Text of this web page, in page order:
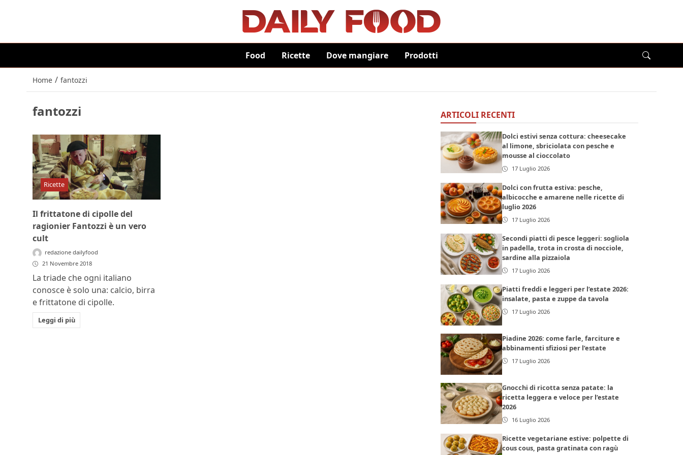
Food Ricette Dove mangiare Prodotti
Home / fantozzi
fantozzi
Ricette
Il frittatone di cipolle del
ragionier Fantozzi è un vero
cult
redazione dailyfood
21 Novembre 2018
La triade che ogni italiano
conosce è solo una: calcio, birra
e frittatone di cipolle.
Leggi di più
ARTICOLI RECENTI
Dolci estivi senza cottura: cheesecake
al limone, sbriciolata con pesche e
mousse al cioccolato
17 Luglio 2026
Dolci con frutta estiva: pesche,
albicocche e amarene nelle ricette di
luglio 2026
17 Luglio 2026
Secondi piatti di pesce leggeri: sogliola
in padella, trota in crosta di nocciole,
sardine alla pizzaiola
17 Luglio 2026
Piatti freddi e leggeri per l’estate 2026:
insalate, pasta e zuppe da tavola
17 Luglio 2026
Piadine 2026: come farle, farciture e
abbinamenti sfiziosi per l’estate
17 Luglio 2026
Gnocchi di ricotta senza patate: la
ricetta leggera e veloce per l’estate
2026
16 Luglio 2026
Ricette vegetariane estive: polpette di
cous cous, pasta gratinata con ragù